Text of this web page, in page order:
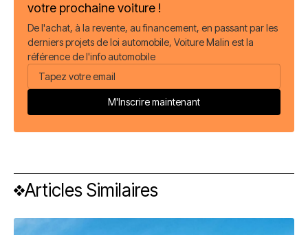
votre prochaine voiture !
De l'achat, à la revente, au financement, en passant par les
derniers projets de loi automobile, Voiture Malin est la
référence de l'info automobile
Articles Similaires